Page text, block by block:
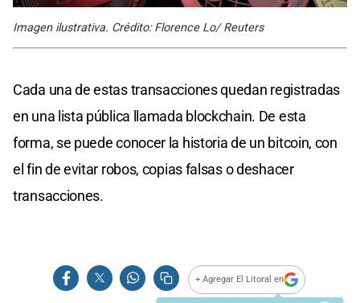
Imagen ilustrativa. Crédito: Florence Lo/ Reuters
Cada una de estas transacciones quedan registradas
en una lista pública llamada blockchain. De esta
forma, se puede conocer la historia de un bitcoin, con
el fin de evitar robos, copias falsas o deshacer
transacciones.
+ Agregar El Litoral en